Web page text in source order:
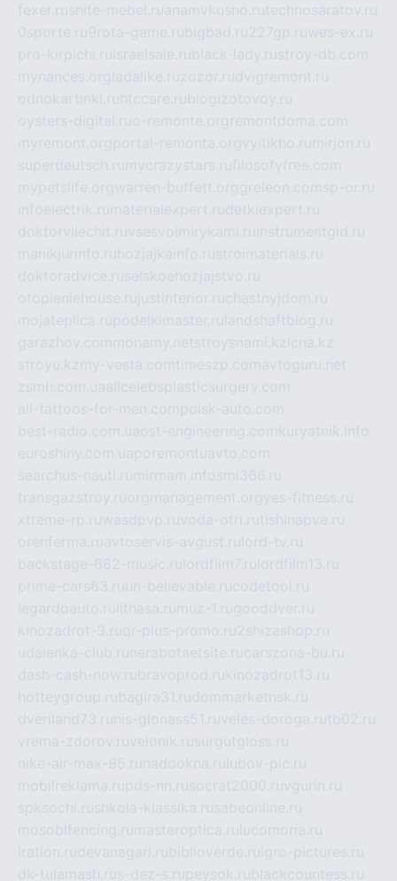
fexer.rusnite-mebel.ruanamvkusno.rutechnosaratov.ru
0sporte.ru9rota-game.rubigbad.ru227gp.ruwes-ex.ru
pro-kirpichi.ru israelsale.rublack-lady.rustroy-db.com
mynances.org ladalike.ruzozor.rudvigremont.ru
odnokartinki.ru htccare.rublogizotovoy.ru
oysters-digital.ruo-remonte.org remontdoma.com
myremont.org portal-remonta.orgvyitikho.ru mirjon.ru
superdeutsch.ru mycrazystars.rufilosofyfree.com
mypetslife.orgwarren-buffett.orggreleon.comsp-or.ru
infoelectrik.ru materialexpert.rudetkiexpert.ru
doktorvilechit.ruvsesvoimirykami.ru instrumentgid.ru
manikjurinfo.ru hozjajkainfo.rustroimaterials.ru
doktoradvice.ruselskoehozjajstvo.ru
otopleniehouse.ru justinterior.ruchastnyjdom.ru
mojateplica.rupodelkimaster.ru landshaftblog.ru
garazhov.com monamy.netstroysnami.kz lcna.kz
stroyu.kz my-vesta.com timeszp.comavtoguru.net
zsmh.com.uaallcelebsplasticsurgery.com
all-tattoos-for-men.com poisk-auto.com
best-radio.com.uaost-engineering.com kuryatnik.info
euroshiny.com.ua poremontuavto.com
searchus-nauti.ru mirmam.infosmi366.ru
transgazstroy.ruorgmanagement.orgyes-fitness.ru
xtreme-rp.ruwasdpvp.ruvoda-otri.rutishinapve.ru
orenferma.ruavtoservis-avgust.ru lord-tv.ru
backstage-682-music.ru lordfilm7.ru lordfilm13.ru
prime-cars63.ruun-believable.rucodetool.ru
legardoauto.ru lithasa.ru muz-1.rugooddver.ru
kinozadrot-3.ruqr-plus-promo.ru2shizashop.ru
udalenka-club.ru nerabotaetsite.rucarszona-bu.ru
dash-cash-now.rubravoprod.rukinozadrot13.ru
hotteygroup.rubagira31.rudommarketnsk.ru
dveriland73.ru nis-glonass51.ruveles-doroga.rutb02.ru
vrema-zdorov.ruvelonik.rusurgutgloss.ru
nike-air-max-95.ru nadookna.ru lubov-pic.ru
mobilreklama.rupds-nn.rusocrat2000.ruvgurin.ru
spksochi.rushkola-klassika.rusabeonline.ru
mosoblfencing.ru masteroptica.ru lucomoria.ru
iration.rudevanagari.rubiblioverde.ru igro-pictures.ru
dk-tulamash.rus-dez-s.rupeysok.rublackcountess.ru